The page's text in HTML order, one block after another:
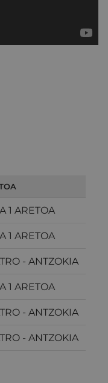
1 ARETOA
1 ARETOA
- ANTZOKIA
1 ARETOA
- ANTZOKIA
- ANTZOKIA